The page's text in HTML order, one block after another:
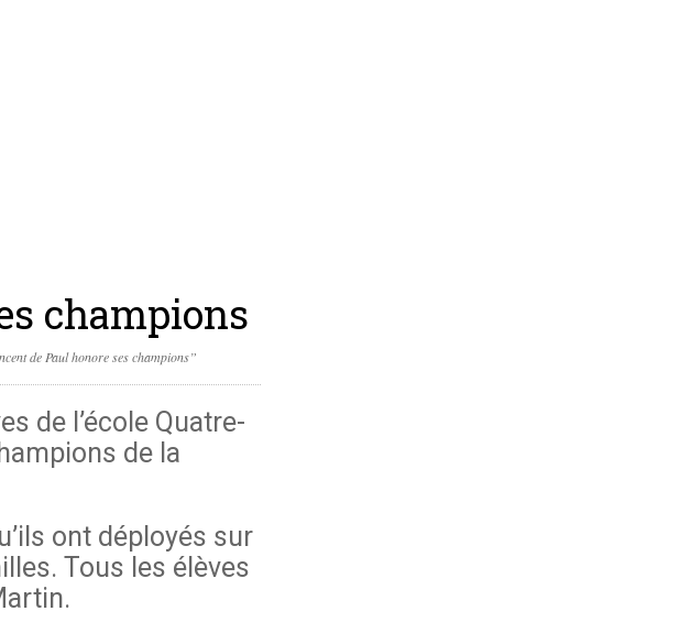
champions
de Paul honore ses champions”
de l’école Quatre-
de la
ont déployés sur
Tous les élèves